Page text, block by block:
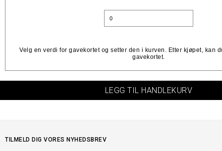
Velg en verdi for gavekortet og setter den i kurven. Etter kjøpet, kan
gavekortet.
LEGG TIL HANDLEKURV
TILMELD DIG VORES NYHEDSBREV